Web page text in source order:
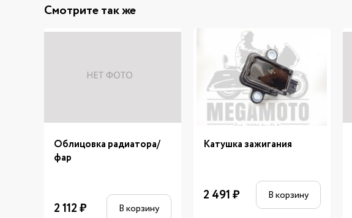
Смотрите так же
Облицовка радиатора/
фар
2 112₽ В корзину
Катушка зажигания
2 491₽ В корзину